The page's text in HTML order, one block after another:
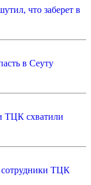
что заберет в
в Сеуту
ТЦК схватили
сотрудники ТЦК